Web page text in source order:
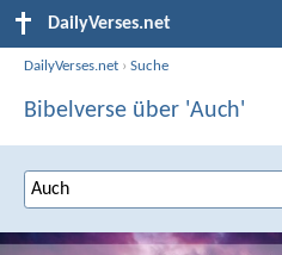
DailyVerses.net
DailyVerses.net ›Suche
Bibelverse über 'Auch'